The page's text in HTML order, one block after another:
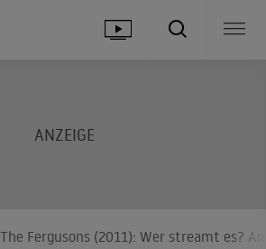
The Fergusons (2011): Wer streamt es?